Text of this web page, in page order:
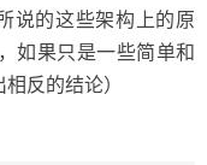
说的这些架构上的原
如果只是一些简单和
反的结论）